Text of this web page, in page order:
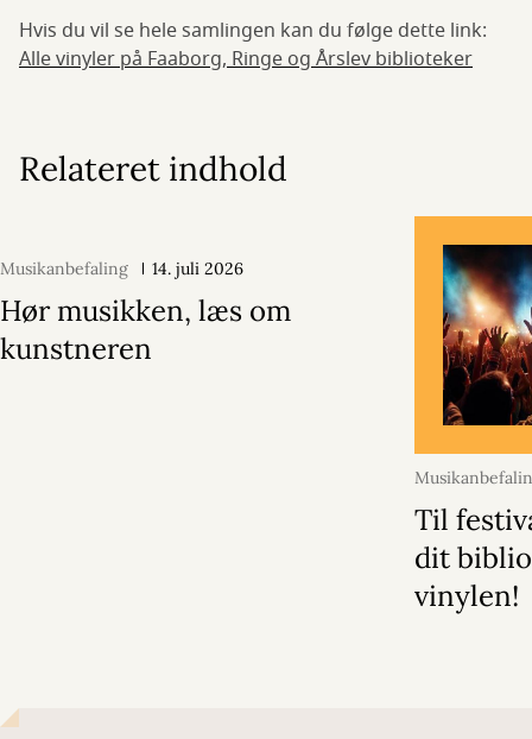
Hvis du vil se hele samlingen kan du følge dette link:
Alle vinyler på Faaborg, Ringe og Årslev biblioteker
Relateret indhold
Musikanbefaling 14. juli 2026
Hør musikken, læs om
kunstneren
2026
Til
dit
vinylen!